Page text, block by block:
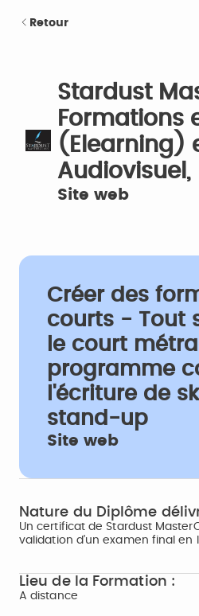
Retour
Stardust
Formations
(Elearning)
Audiovisuel,
Site web
Créer des
courts - Tout
le court
programme
l'écriture de
stand-up
Site web
Nature du Diplôme
Un certificat de Stardust
validation d’un examen final en
Lieu de la Formation :
A distance